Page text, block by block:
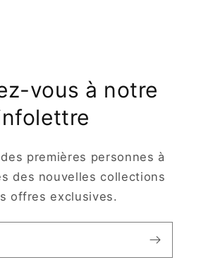
vous à notre
premières personnes à
des nouvelles collections
offres exclusives.